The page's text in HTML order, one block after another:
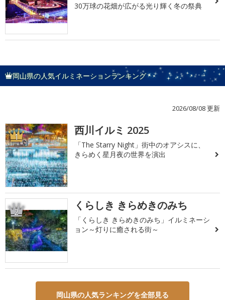
30万球の花畑が広がる光り輝く冬の祭典
岡山県の人気イルミネーションランキング
2026/08/08 更新
1 西川イルミ 2025
「The Starry Night」街中のオアシスに、
きらめく星月夜の世界を演出
2 くらしき きらめきのみち
「くらしき きらめきのみち」イルミネーシ
ョン～灯りに癒される街～
岡山県の人気ランキングを全部見る